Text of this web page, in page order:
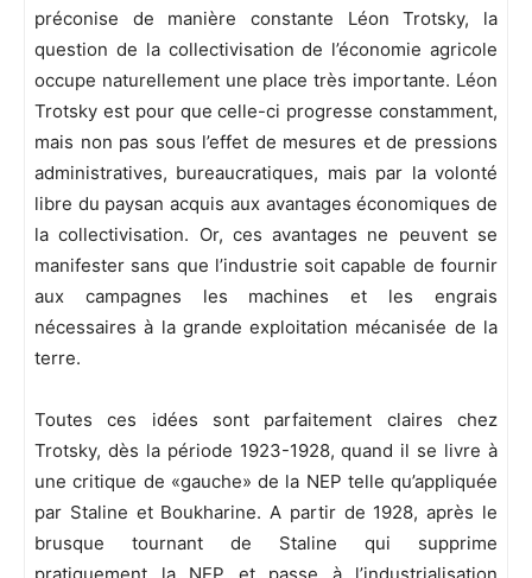
préconise de manière constante Léon Trotsky, la
question de la collectivisation de l’économie agricole
occupe naturellement une place très importante. Léon
Trotsky est pour que celle-ci progresse constamment,
mais non pas sous l’effet de mesures et de pressions
administratives, bureaucratiques, mais par la volonté
libre du paysan acquis aux avantages économiques de
la collectivisation. Or, ces avantages ne peuvent se
manifester sans que l’industrie soit capable de fournir
aux campagnes les machines et les engrais
nécessaires à la grande exploitation mécanisée de la
terre.
Toutes ces idées sont parfaitement claires chez
Trotsky, dès la période 1923-1928, quand il se livre à
une critique de «gauche» de la NEP telle qu’appliquée
par Staline et Boukharine. A partir de 1928, après le
brusque tournant de Staline qui supprime
pratiquement la NEP et passe à l’industrialisation